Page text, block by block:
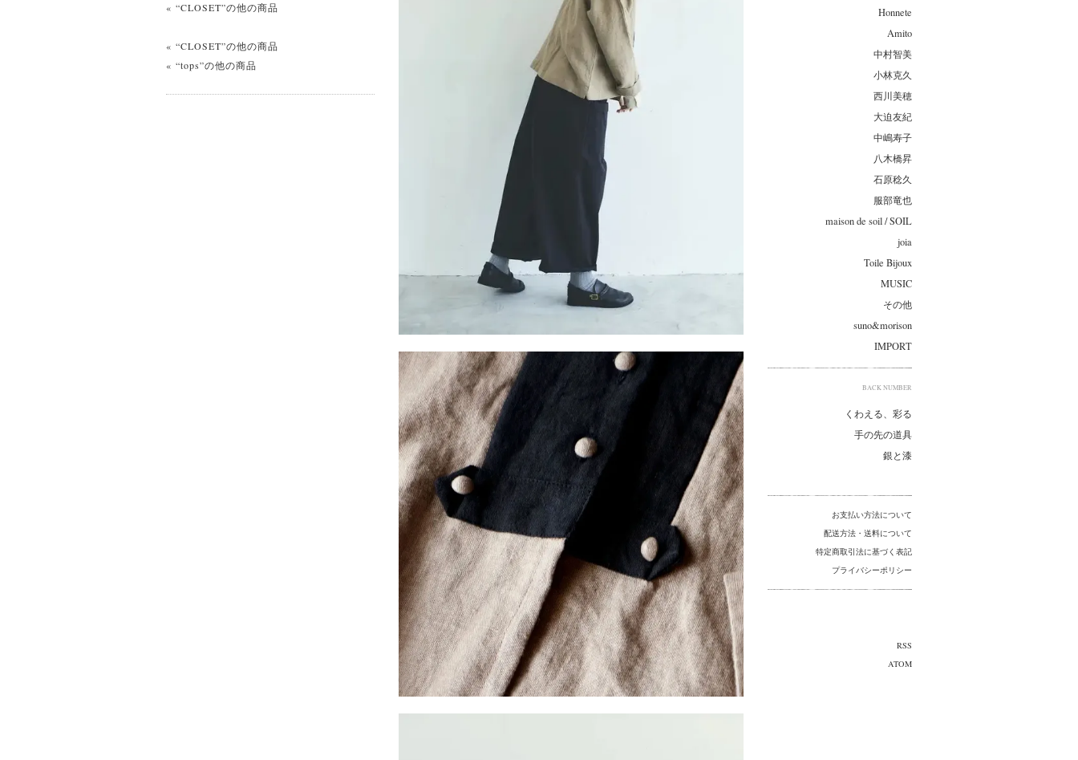
« “CLOSET”の他の商品
« “CLOSET”の他の商品
« “tops”の他の商品
Honnete
Amito
中村智美
小林克久
西川美穂
大迫友紀
中嶋寿子
八木橋昇
石原稔久
服部竜也
maison de soil / SOIL
joia
Toile Bijoux
MUSIC
その他
suno&morison
IMPORT
BACK NUMBER
くわえる、彩る
手の先の道具
銀と漆
お支払い方法について
配送方法・送料について
特定商取引法に基づく表記
プライバシーポリシー
RSS
ATOM